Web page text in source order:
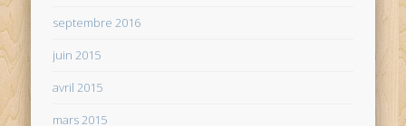
septembre 2016
juin 2015
avril 2015
mars 2015